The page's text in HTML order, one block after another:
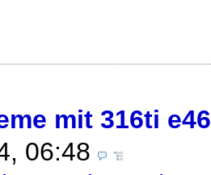
mit 316ti
06:48